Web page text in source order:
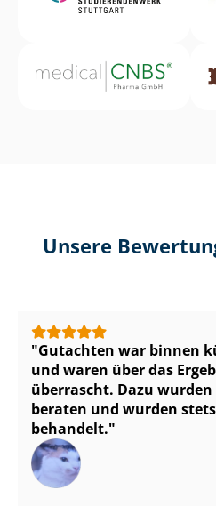
Unsere
Gutachten war binnen
und waren über das
überrascht. Dazu
beraten und wurden
behandelt.